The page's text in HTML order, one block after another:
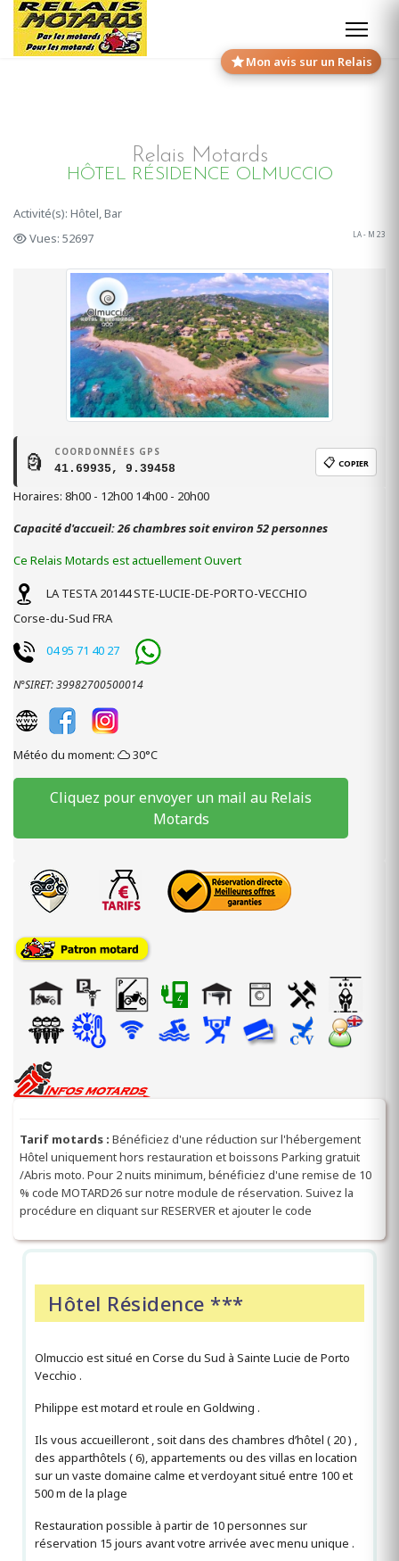
Mon avis sur un Relais
Relais Motards
HÔTEL RÉSIDENCE OLMUCCIO
Activité(s): Hôtel, Bar
Vues: 52697
LA - M 23
🗿 COORDONNÉES GPS
41.69935, 9.39458 📋 COPIER
Horaires: 8h00 - 12h00 14h00 - 20h00
Capacité d'accueil: 26 chambres soit environ 52 personnes
Ce Relais Motards est actuellement Ouvert
LA TESTA 20144STE-LUCIE-DE-PORTO-VECCHIO
Corse-du-Sud FRA
04 95 71 40 27
N°SIRET: 39982700500014
Météo du moment: 30°C
Cliquez pour envoyer un mail au Relais
Motards
Tarif motards : Bénéficiez d'une réduction sur l'hébergement
Hôtel uniquement hors restauration et boissons Parking gratuit
/Abris moto. Pour 2 nuits minimum, bénéficiez d'une remise de 10
% code MOTARD26 sur notre module de réservation. Suivez la
procédure en cliquant sur RESERVER et ajouter le code
Hôtel Résidence ***
Olmuccio est situé en Corse du Sud à Sainte Lucie de Porto
Vecchio .
Philippe est motard et roule en Goldwing .
Ils vous accueilleront , soit dans des chambres d’hôtel ( 20 ) ,
des apparthôtels ( 6), appartements ou des villas en location
sur un vaste domaine calme et verdoyant situé entre 100 et
500 m de la plage
Restauration possible à partir de 10 personnes sur
réservation 15 jours avant votre arrivée avec menu unique .